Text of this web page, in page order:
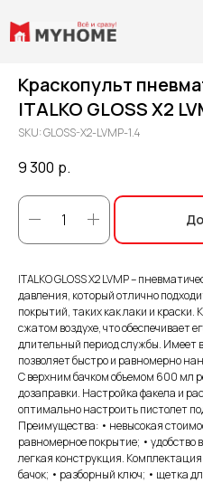
Краскопульт
ITALKO GLOSS X2
SKU:GLOSS-X2-LVMP-1.4
9 300 р.
ITALKO GLOSS X2 LVMP –
давления, который отлично
покрытий, таких как лаки и
сжатом воздухе, что обеспечивает
длительный период службы. Имеет
позволяет быстро и равномерно
С верхним бачком объемом 600 мл
дозаправки. Настройка факела и
оптимально настроить пистолет
Преимущества: • невысокая
равномерное покрытие; • удобство
легкая конструкция.
бачок; • разборный ключ; • щетка